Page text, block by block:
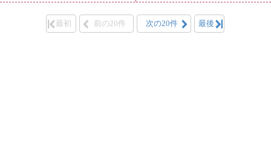
最初 前の20件 次の20件 最後